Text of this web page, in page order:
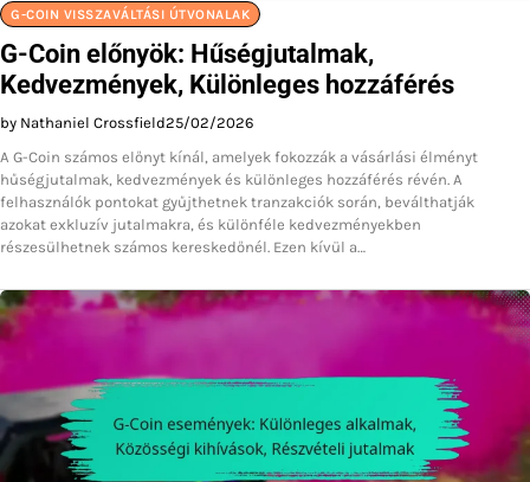
G-COIN VISSZAVÁLTÁSI ÚTVONALAK
G-Coin előnyök: Hűségjutalmak,
Kedvezmények, Különleges hozzáférés
by Nathaniel Crossfield25/02/2026
A G-Coin számos előnyt kínál, amelyek fokozzák a vásárlási élményt
hűségjutalmak, kedvezmények és különleges hozzáférés révén. A
felhasználók pontokat gyűjthetnek tranzakciók során, beválthatják
azokat exkluzív jutalmakra, és különféle kedvezményekben
részesülhetnek számos kereskedőnél. Ezen kívül a…